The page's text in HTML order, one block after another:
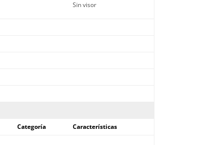
Sin visor
Categoría
Características